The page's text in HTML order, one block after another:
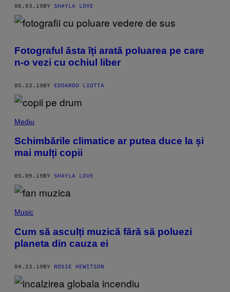
06.03.19BY SHAYLA LOVE
Fotograful ăsta îți arată poluarea pe care
n-o vezi cu ochiul liber
05.23.19BY EDOARDO LIOTTA
Mediu
Schimbările climatice ar putea duce la și
mai mulți copii
05.09.19BY SHAYLA LOVE
Music
Cum să asculți muzică fără să poluezi
planeta din cauza ei
04.23.19BY ROSIE HEWITSON